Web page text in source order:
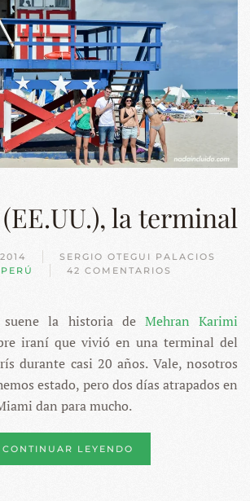
la terminal
SERGIO OTEGUI PALACIOS
PERÚ 42 COMENTARIOS
EN
(EE.UU.),
TERMINAL
suene la historia de Mehran Karimi
iraní que vivió en una terminal del
durante casi 20 años. Vale, nosotros
estado, pero dos días atrapados en
dan para mucho.
CONTINUAR LEYENDO